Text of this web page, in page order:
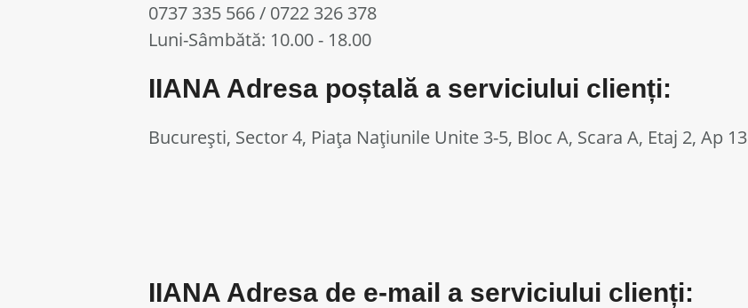
0737 335 566 / 0722 326 378
Luni-Sâmbătă: 10.00 - 18.00
IIANA Adresa poștală a serviciului clienți:
București, Sector 4, Piața Națiunile Unite 3-5, Bloc A, Scara A, Etaj 2, Ap 13
IIANA Adresa de e-mail a serviciului clienți: